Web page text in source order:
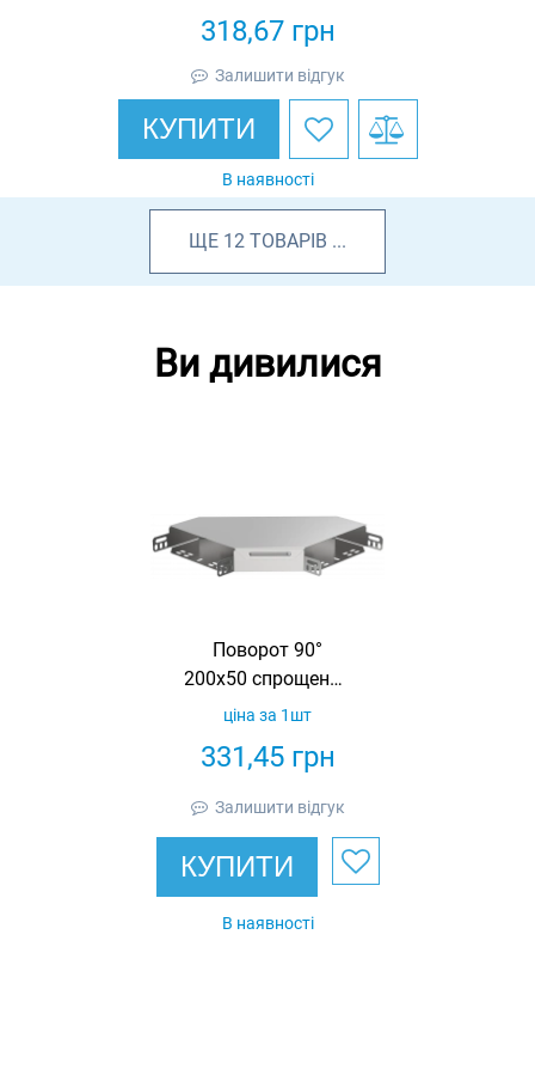
318,67грн
Залишити відгук
КУПИТИ
В наявності
ЩЕ 12 ТОВАРІВ ...
Ви дивилися
Поворот 90°
200х50 спрощений
в комплекті з
331,45грн
ціна за 1шт
Залишити відгук
КУПИТИ
В наявності